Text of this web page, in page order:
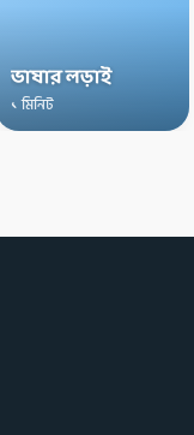
ভাষার লড়াই
১ মিনিট